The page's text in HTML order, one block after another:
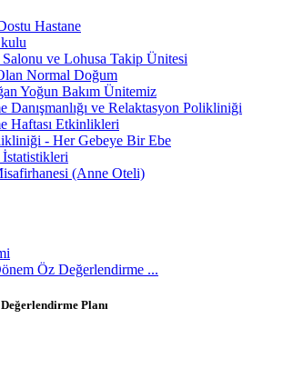
Hastane
ve Lohusa Takip Ünitesi
Normal Doğum
Yoğun Bakım Ünitemiz
Danışmanlığı ve Relaktasyon Polikliniği
Haftası Etkinlikleri
- Her Gebeye Bir Ebe
(Anne Oteli)
Öz Değerlendirme ...
Planı